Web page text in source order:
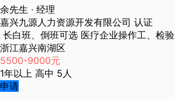
余先生 · 经理
嘉兴九源人力资源开发有限公司 认证
长白班、倒班可选 医疗企业操作工、检验
浙江嘉兴南湖区
5500-9000元
1年以上 高中 5人
申请